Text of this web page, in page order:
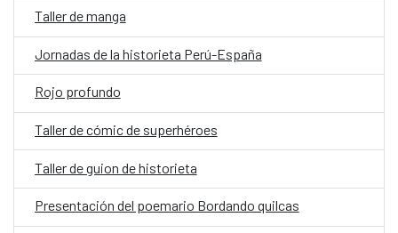
Taller de manga
Jornadas de la historieta Perú-España
Rojo profundo
Taller de cómic de superhéroes
Taller de guion de historieta
Presentación del poemario Bordando quilcas